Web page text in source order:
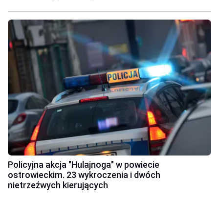
Policyjna akcja "Hulajnoga" w powiecie
ostrowieckim. 23 wykroczenia i dwóch
nietrzeźwych kierujących